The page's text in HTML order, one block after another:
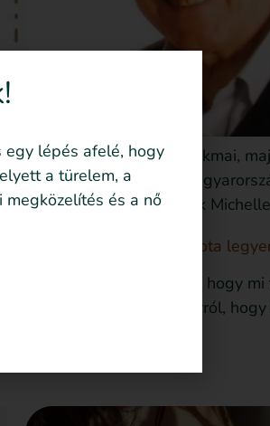
1992 óta voltam szakmai,
át. Sokszor jött
projektre. Megbeszéltük
a baba egészségi állapota
arra vonatkozólag, hogy
látszik a kép arról,
adatokról […]
egy lépés afelé, hogy
a türelem, a
és a nő